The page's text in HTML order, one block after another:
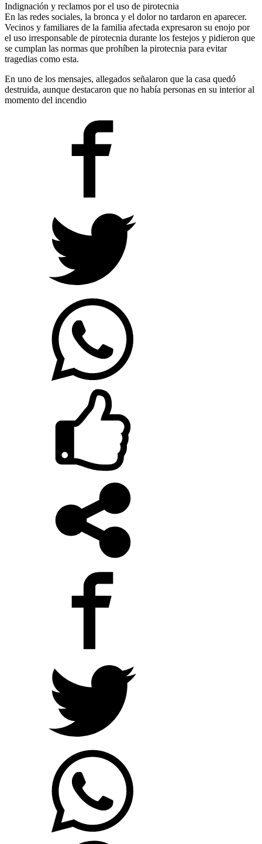
Indignación y reclamos por el uso de pirotecnia
En las redes sociales, la bronca y el dolor no tardaron en aparecer.
Vecinos y familiares de la familia afectada expresaron su enojo por
el uso irresponsable de pirotecnia durante los festejos y pidieron que
se cumplan las normas que prohíben la pirotecnia para evitar
tragedias como esta.
En uno de los mensajes, allegados señalaron que la casa quedó
destruida, aunque destacaron que no había personas en su interior al
momento del incendio